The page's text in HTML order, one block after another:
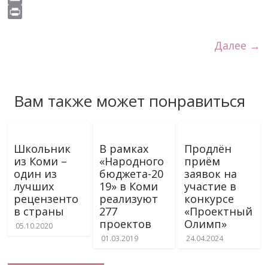
s
o
e
g
tb
iE
Далее →
Вам также может понравиться
Школьник
из Коми –
один из
лучших
рецензенто
в страны
05.10.2020
В рамках
«Народного
бюджета-20
19» в Коми
реализуют
277
проектов
01.03.2019
Продлён
приём
заявок на
участие в
конкурсе
«Проектный
Олимп»
24.04.2024